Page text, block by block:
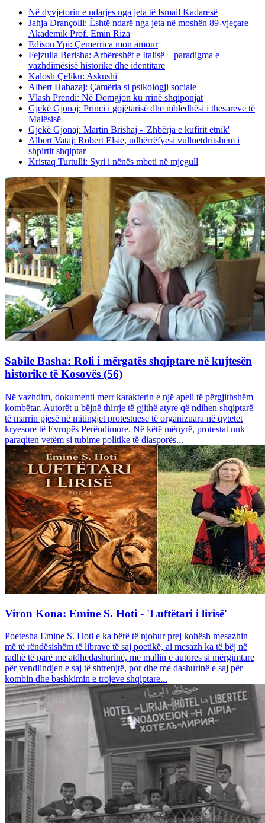
Në dyvjetorin e ndarjes nga jeta të Ismail Kadaresë
Jahja Drançolli: Është ndarë nga jeta në moshën 89-vjeçare
Akademik Prof. Emin Riza
Edison Ypi: Çemerrica mon amour
Fejzulla Berisha: Arbëreshët e Italisë – paradigma e
vazhdimësisë historike dhe identitare
Kalosh Çeliku: Askushi
Albert Habazaj: Çamëria si psikologji sociale
Vlash Prendi: Në Domgjon ku rrinë shqiponjat
Gjekë Gjonaj: Princi i gojëtarisë dhe mbledhësi i thesareve të
Malësisë
Gjekë Gjonaj: Martin Brishaj - 'Zhbërja e kufirit etnik'
Albert Vataj: Robert Elsie, udhërrëfyesi vullnetdritshëm i
shpirtit shqiptar
Kristaq Turtulli: Syri i nënës mbeti në mjegull
Sabile Basha: Roli i mërgatës shqiptare në kujtesën
historike të Kosovës (56)
Në vazhdim, dokumenti merr karakterin e një apeli të përgjithshëm
kombëtar. Autorët u bëjnë thirrje të gjithë atyre që ndihen shqiptarë
të marrin pjesë në mitingjet protestuese të organizuara në qytetet
kryesore të Evropës Perëndimore. Në këtë mënyrë, protestat nuk
paraqiten vetëm si tubime politike të diasporës...
Viron Kona: Emine S. Hoti - 'Luftëtari i lirisë'
Poetesha Emine S. Hoti e ka bërë të njohur prej kohësh mesazhin
më të rëndësishëm të librave të saj poetikë, ai mesazh ka të bëj në
radhë të parë me atdhedashurinë, me mallin e autores si mërgimtare
për vendlindjen e saj të shtrenjtë, por dhe me dashurinë e saj për
kombin dhe bashkimin e trojeve shqiptare...